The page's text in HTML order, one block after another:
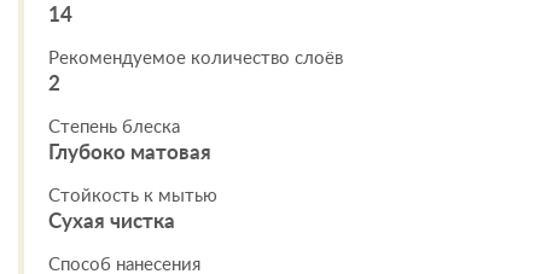
14
Рекомендуемое количество слоёв
2
Степень блеска
Глубоко матовая
Стойкость к мытью
Сухая чистка
Способ нанесения